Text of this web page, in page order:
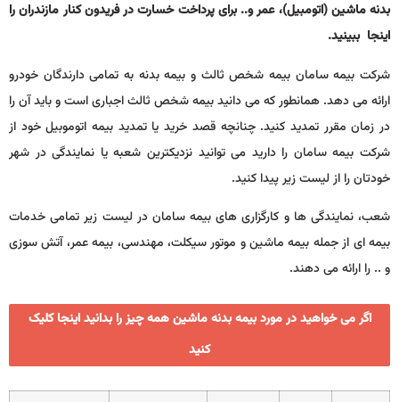
بدنه ماشین (اتومبیل)، عمر و.. برای پرداخت خسارت در فریدون کنار مازندران را
اینجا ببینید.
شرکت بیمه سامان بیمه شخص ثالث و بیمه بدنه به تمامی دارندگان خودرو
ارائه می دهد. همانطور که می دانید بیمه شخص ثالث اجباری است و باید آن را
در زمان مقرر تمدید کنید. چنانچه قصد خرید یا تمدید بیمه اتوموبیل خود از
شرکت بیمه سامان را دارید می توانید نزدیکترین شعبه یا نمایندگی در شهر
خودتان را از لیست زیر پیدا کنید.
شعب، نمایندگی ها و کارگزاری های بیمه سامان در لیست زیر تمامی خدمات
بیمه ای از جمله بیمه ماشین و موتور سیکلت، مهندسی، بیمه عمر، آتش سوزی
و .. را ارائه می دهند.
اگر می خواهید در مورد بیمه بدنه ماشین همه چیز را بدانید اینجا کلیک
کنید